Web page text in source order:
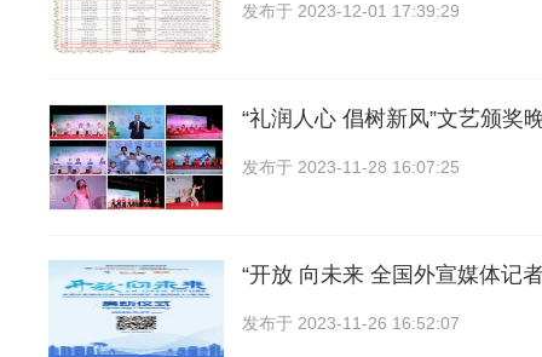
发布于 2023-12-01 17:39:29
“礼润人心 倡树新风”文艺颁奖
发布于 2023-11-28 16:07:25
“开放 向未来 全国外宣媒体记
发布于 2023-11-26 16:52:07